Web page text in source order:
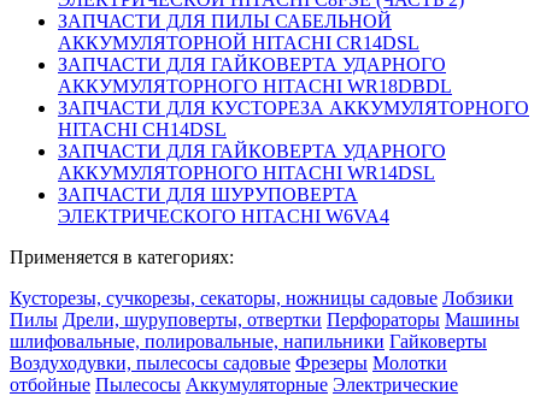
ЗАПЧАСТИ ДЛЯ ПИЛЫ САБЕЛЬНОЙ
АККУМУЛЯТОРНОЙ HITACHI CR14DSL
ЗАПЧАСТИ ДЛЯ ГАЙКОВЕРТА УДАРНОГО
АККУМУЛЯТОРНОГО HITACHI WR18DBDL
ЗАПЧАСТИ ДЛЯ КУСТОРЕЗА АККУМУЛЯТОРНОГО
HITACHI CH14DSL
ЗАПЧАСТИ ДЛЯ ГАЙКОВЕРТА УДАРНОГО
АККУМУЛЯТОРНОГО HITACHI WR14DSL
ЗАПЧАСТИ ДЛЯ ШУРУПОВЕРТА
ЭЛЕКТРИЧЕСКОГО HITACHI W6VA4
Применяется в категориях:
Кусторезы, сучкорезы, секаторы, ножницы садовые Лобзики
Пилы Дрели, шуруповерты, отвертки Перфораторы Машины
шлифовальные, полировальные, напильники Гайковерты
Воздуходувки, пылесосы садовые Фрезеры Молотки
отбойные Пылесосы Аккумуляторные Электрические